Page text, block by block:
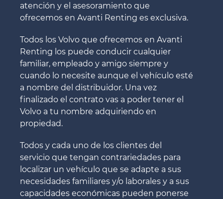
atención y el asesoramiento que
ofrecemos en Avanti Renting es exclusiva.
Todos los Volvo que ofrecemos en Avanti
Renting los puede conducir cualquier
familiar, empleado y amigo siempre y
cuando lo necesite aunque el vehículo esté
a nombre del distribuidor. Una vez
finalizado el contrato vas a poder tener el
Volvo a tu nombre adquiriendo en
propiedad.
Todos y cada uno de los clientes del
servicio que tengan contrariedades para
localizar un vehículo que se adapte a sus
necesidades familiares y/o laborales y a sus
capacidades económicas pueden ponerse